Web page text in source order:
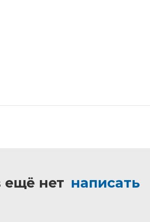
ещё нет написать